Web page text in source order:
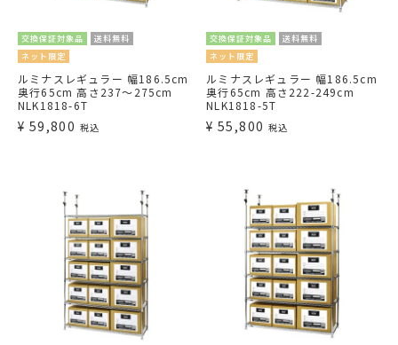
交換保証対象品
送料無料
ネット限定
ルミナスレギュラー 幅186.5cm
奥行65cm 高さ237～275cm
NLK1818-6T
¥ 59,800 税込
交換保証対象品
送料無料
ネット限定
ルミナスレギュラー 幅186.5cm
奥行65cm 高さ222-249cm
NLK1818-5T
¥ 55,800 税込